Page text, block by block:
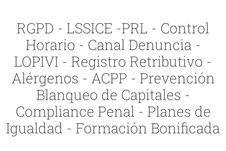
RGPD - LSSICE -PRL - Control
Horario - Canal Denuncia -
LOPIVI - Registro Retributivo -
Alérgenos - ACPP - Prevención
Blanqueo de Capitales -
Compliance Penal - Planes de
Igualdad - Formación Bonificada